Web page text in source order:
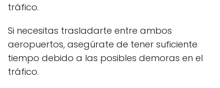
tráfico.
Si necesitas trasladarte entre ambos
aeropuertos, asegúrate de tener suficiente
tiempo debido a las posibles demoras en el
tráfico.